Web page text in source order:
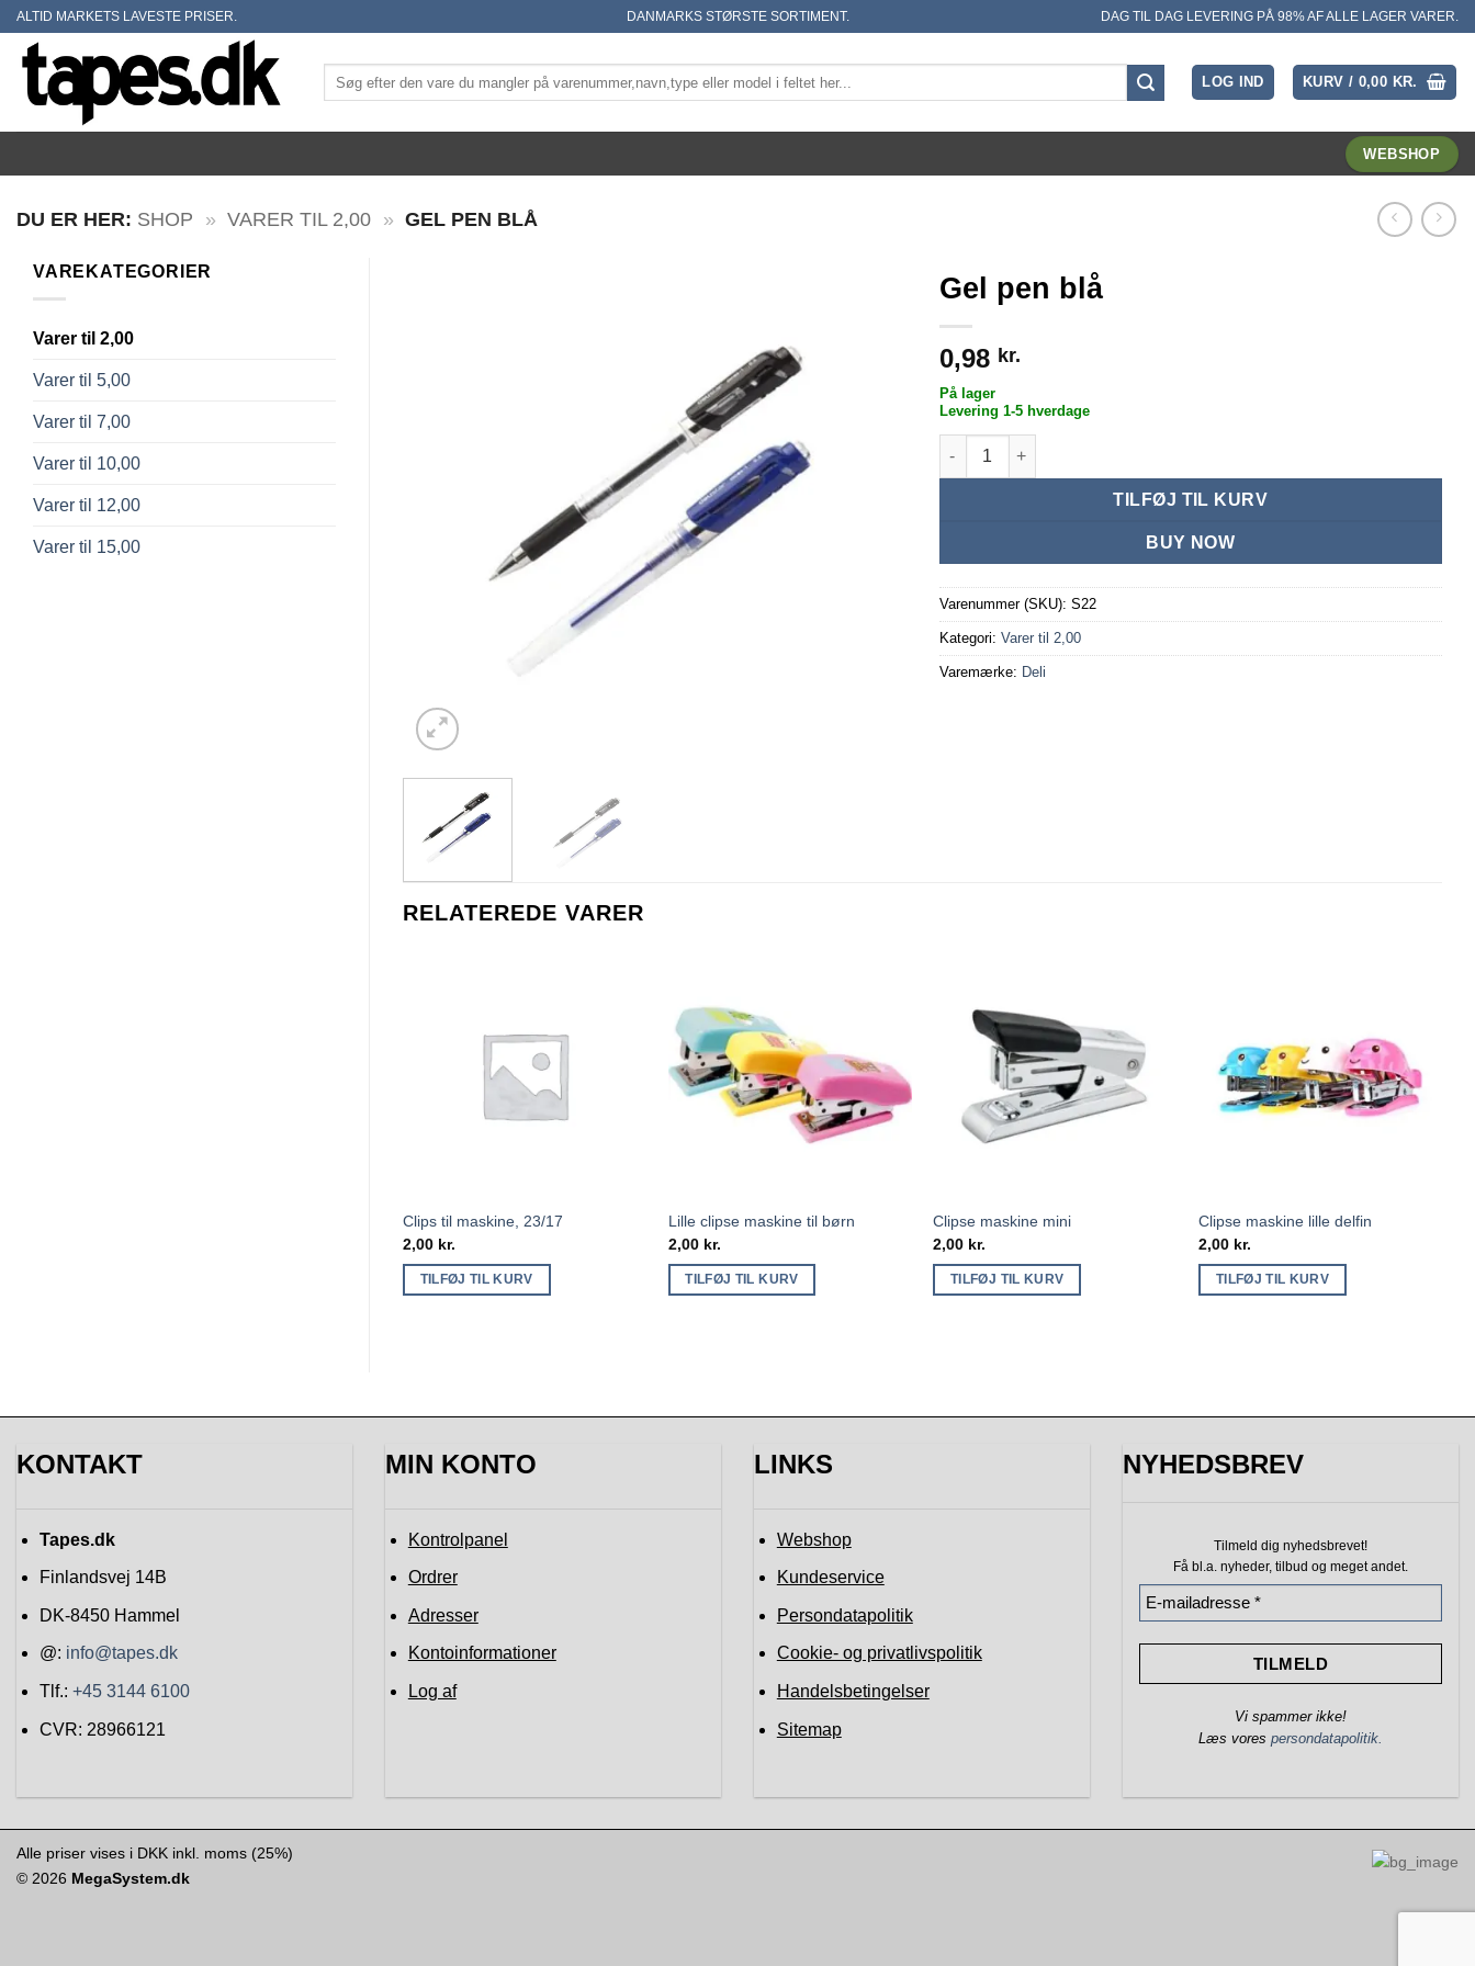
Skip
content
ALTID MARKETS LAVESTE PRISER. DANMARKS STØRSTE SORTIMENT. DAG TIL DAG LEVERING PÅ 98% AF ALLE LAGER VARER.
Søg
efter:
LOG IND KURV / 0,00 KR.
WEBSHOP
DU ER HER: SHOP » VARER TIL 2,00 » GEL PEN BLÅ
VAREKATEGORIER
Varer til 2,00
Varer til 5,00
Varer til 7,00
Varer til 10,00
Varer til 12,00
Varer til 15,00
Gel pen blå
0,98 kr.
På lager
Levering 1-5 hverdage
Gel pen blå antal
TILFØJ TIL KURV
BUY NOW
Varenummer (SKU): S22
Kategori: Varer til 2,00
Varemærke: Deli
RELATEREDE VARER
Clips til maskine, 23/17
2,00 kr.
TILFØJ TIL KURV
Lille clipse maskine til børn
2,00 kr.
TILFØJ TIL KURV
Clipse maskine mini
2,00 kr.
TILFØJ TIL KURV
Clipse maskine lille delfin
2,00 kr.
TILFØJ TIL KURV
KONTAKT
Tapes.dk
Finlandsvej 14B
DK-8450 Hammel
@: info@tapes.dk
Tlf.: +45 3144 6100
CVR: 28966121
MIN KONTO
Kontrolpanel
Ordrer
Adresser
Kontoinformationer
Log af
LINKS
Webshop
Kundeservice
Persondatapolitik
Cookie- og privatlivspolitik
Handelsbetingelser
Sitemap
NYHEDSBREV
Tilmeld dig nyhedsbrevet!
Få bl.a. nyheder, tilbud og meget andet.
Vi spammer ikke!
Læs vores persondatapolitik.
Alle priser vises i DKK inkl. moms (25%)
© 2026 MegaSystem.dk